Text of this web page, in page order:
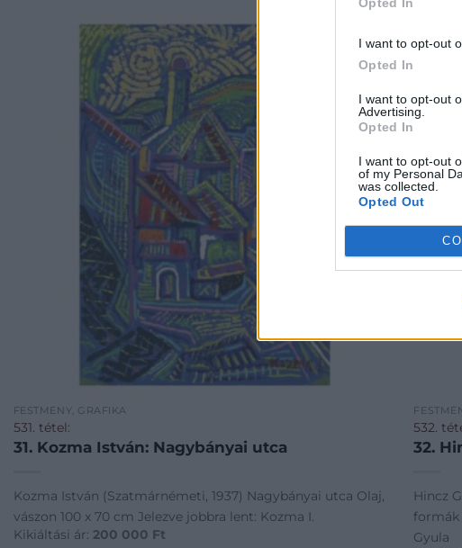
I want to opt-out
Opted In
I want to opt-out
Advertising.
Opted In
I want to opt-out
of my Personal
was collected.
Opted Out
FESTMÉNY, GRAFIKA
531. tétel:
31. Kozma István: Nagybányai utca
Kozma István (Szatmárnémeti, 1937) Nagybányai utca Olaj,
vászon 100 x 70 cm Jelezve jobbra lent: Kozma I.
Kikiáltási ár: 200 000 Ft
532.
32.
Hincz Gyula (Budapest, 1904 –
formák Pasztell, papír 110 x 50 cm Jelezve balra lent: Hincz
Gyula